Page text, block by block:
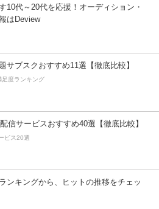
10代～20代を応援！オーディション・
はDeview
サブスクおすすめ11選【徹底比較】
足度ランキング
信サービスおすすめ40選【徹底比較】
ビス20選
ンキングから、ヒットの推移をチェッ